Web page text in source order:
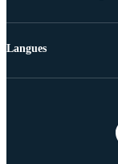
Langues